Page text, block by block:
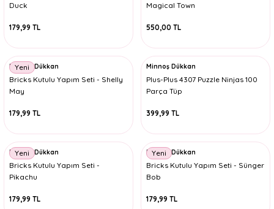
Duck
179,99 TL
Magical Town
550,00 TL
Yeni
Minnoş Dükkan
Bricks Kutulu Yapım Seti - Shelly
May
179,99 TL
Minnoş Dükkan
Plus-Plus 4307 Puzzle Ninjas 100
Parça Tüp
399,99 TL
Yeni
Minnoş Dükkan
Bricks Kutulu Yapım Seti -
Pikachu
179,99 TL
Yeni
Minnoş Dükkan
Bricks Kutulu Yapım Seti - Sünger
Bob
179,99 TL